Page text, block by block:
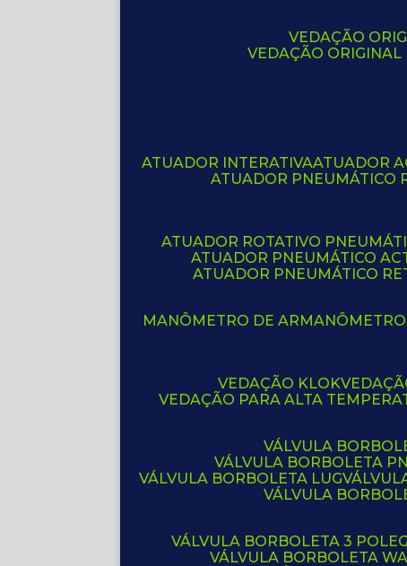
VEDAÇÃO
VEDAÇÃO
ATUADOR INTERATIVA ATUADOR
ATUADOR PNEUMÁTICO
ATUADOR ROTATIVO
ATUADOR PNEUMÁTICO
ATUADOR PNEUMÁTICO
MANÔMETRO DE AR
VEDAÇÃO KLOK
VEDAÇÃO PARA ALTA
VÁLVULA
VÁLVULA BORBOLETA
VÁLVULA BORBOLETA LUG
VÁLVULA
VÁLVULA BORBOLETA 3
VÁLVULA BORBOLETA